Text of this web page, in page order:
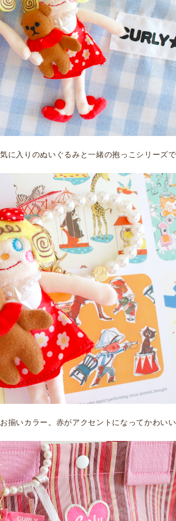
に入りのぬいぐるみと一緒の抱っこシリーズ
揃いカラー。赤がアクセントになってかわい